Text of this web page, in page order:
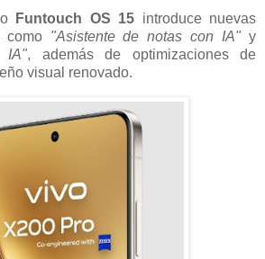
Funtouch OS 15 introduce nuevas
como "Asistente de notas con IA" y
IA", además de optimizaciones de
visual renovado.